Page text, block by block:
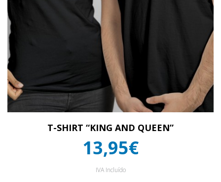
T-SHIRT “KING AND QUEEN”
13,95€
IVA Incluído